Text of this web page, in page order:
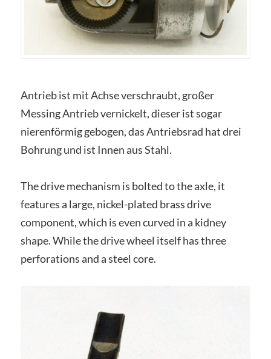
Antrieb ist mit Achse verschraubt, großer
Messing Antrieb vernickelt, dieser ist sogar
nierenförmig gebogen, das Antriebsrad hat drei
Bohrung und ist Innen aus Stahl.
The drive mechanism is bolted to the axle, it
features a large, nickel-plated brass drive
component, which is even curved in a kidney
shape. While the drive wheel itself has three
perforations and a steel core.